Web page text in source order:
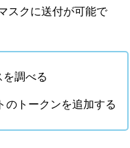
スクに送付が可能で
調べる
のトークンを追加する